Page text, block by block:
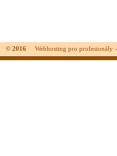
© 2016 Webhosting pro profesionály -